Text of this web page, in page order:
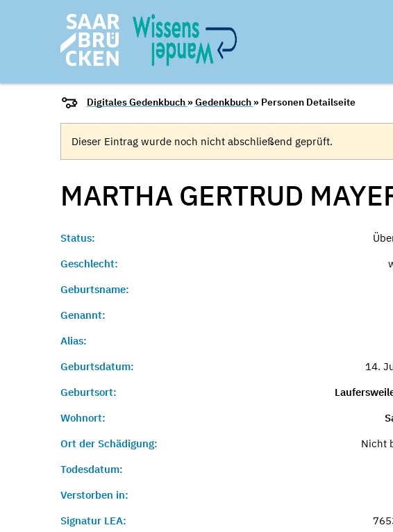
Digitales Gedenkbuch »Gedenkbuch » Personen Detailseite
Dieser Eintrag wurde noch nicht abschließend geprüft.
MARTHA GERTRUD
Status:
Geschlecht:
Geburtsname:
Genannt:
Alias:
Geburtsdatum:
14.
Geburtsort:
Wohnort:
Ort der Schädigung:
Nicht
Todesdatum:
Verstorben in:
Signatur LEA: